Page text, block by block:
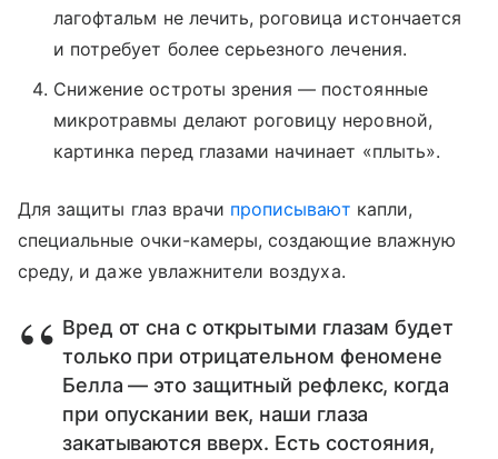
лагофтальм не лечить, роговица истончается
и потребует более серьезного лечения.
Снижение остроты зрения ― постоянные
микротравмы делают роговицу неровной,
картинка перед глазами начинает «плыть».
Для защиты глаз врачи прописывают капли,
специальные очки-камеры, создающие влажную
среду, и даже увлажнители воздуха.
Вред от сна с открытыми глазам будет
только при отрицательном феномене
Белла ― это защитный рефлекс, когда
при опускании век, наши глаза
закатываются вверх. Есть состояния,